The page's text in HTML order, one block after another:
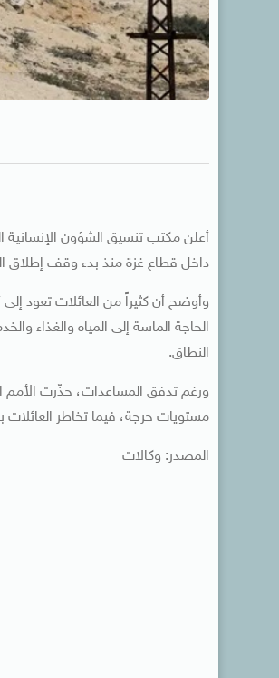
داخل قطاع غزة منذ بدء وقف إطلاق
وأوضح أن كثيراً من العائلات تعود إلى
الحاجة الماسة إلى المياه والغذاء
النطاق.
ورغم تدفق المساعدات، حذّرت الأمم
مستويات حرجة، فيما تخاطر
المصدر: وكالات